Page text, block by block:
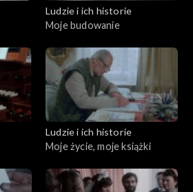
Ludzie i ich historie
Moje budowanie
Ludzie i ich historie
Moje życie, moje książki